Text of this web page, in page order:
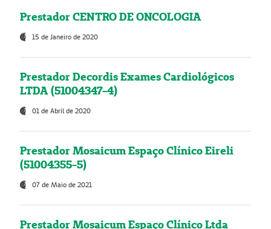
Prestador CENTRO DE ONCOLOGIA
15 de Janeiro de 2020
Prestador Decordis Exames Cardiológicos
LTDA (51004347-4)
01 de Abril de 2020
Prestador Mosaicum Espaço Clínico Eireli
(51004355-5)
07 de Maio de 2021
Prestador Mosaicum Espaço Clínico Ltda